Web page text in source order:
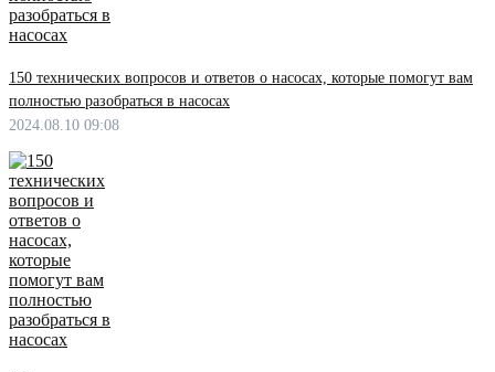
150 технических вопросов и ответов о насосах, которые помогут вам
полностью разобраться в насосах
2024.08.10 09:08